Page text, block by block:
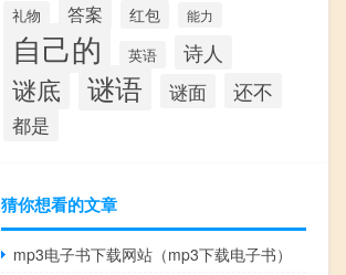
礼物 答案 红包 能力
自己的 英语 诗人
谜底 谜语 谜面 还不
都是
猜你想看的文章
mp3电子书下载网站（mp3下载电子书）